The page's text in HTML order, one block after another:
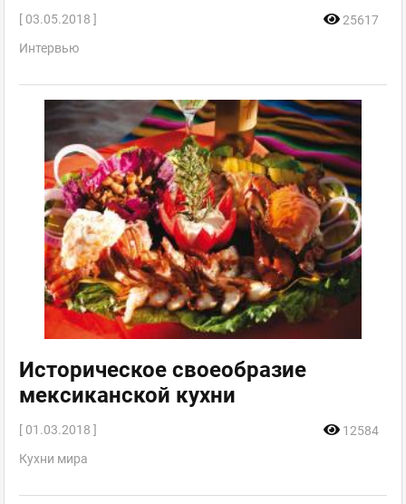
[ 03.05.2018 ]
25617
Интервью
Историческое своеобразие
мексиканской кухни
[ 01.03.2018 ]
12584
Кухни мира